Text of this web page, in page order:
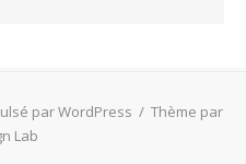
par WordPress / Thème par
Lab